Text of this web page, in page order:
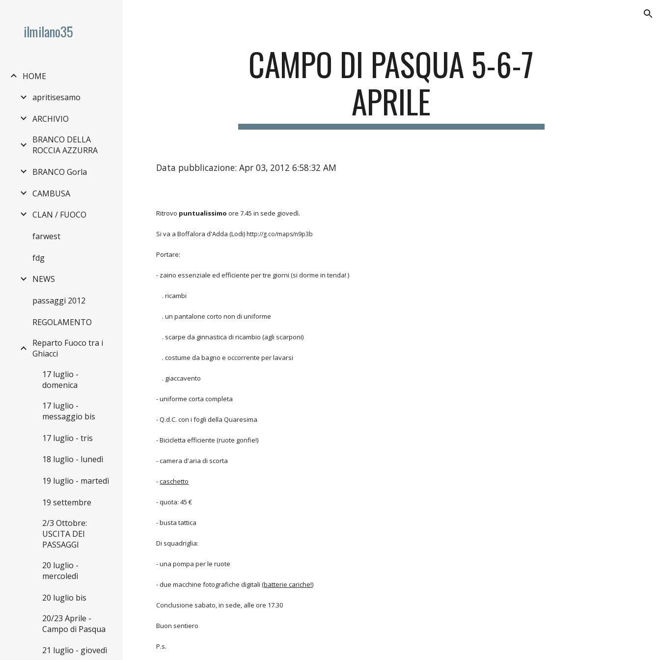
ilmilano35
HOME
apritisesamo
ARCHIVIO
BRANCO DELLA
ROCCIA AZZURRA
BRANCO Gorla
CAMBUSA
CLAN / FUOCO
farwest
fdg
NEWS
passaggi 2012
REGOLAMENTO
Reparto Fuoco tra i
Ghiacci
17 luglio -
domenica
17 luglio -
messaggio bis
17 luglio - tris
18 luglio - lunedì
19 luglio - martedì
19 settembre
2/3 Ottobre:
USCITA DEI
PASSAGGI
20 luglio -
mercoledì
20 luglio bis
20/23 Aprile -
Campo di Pasqua
21 luglio - giovedì
CAMPO DI PASQUA 5-6-7
APRILE
Data pubblicazione: Apr 03, 2012 6:58:32 AM
Ritrovo puntualissimo ore 7.45 in sede giovedì.
Si va a Boffalora d'Adda (Lodi) http://g.co/maps/n9p3b
Portare:
- zaino essenziale ed efficiente per tre giorni (si dorme in tenda! )
. ricambi
. un pantalone corto non di uniforme
. scarpe da ginnastica di ricambio (agli scarponi)
. costume da bagno e occorrente per lavarsi
. giaccavento
- uniforme corta completa
- Q.d.C. con i fogli della Quaresima
- Bicicletta efficiente (ruote gonfie!)
- camera d'aria di scorta
-caschetto
- quota: 45 €
- busta tattica
Di squadriglia:
- una pompa per le ruote
- due macchine fotografiche digitali (batterie cariche!)
Conclusione sabato, in sede, alle ore 17.30
Buon sentiero
P.s.